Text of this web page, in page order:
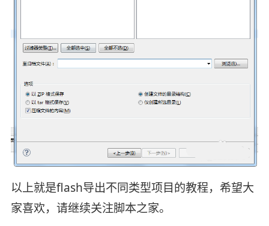
以上就是flash导出不同类型项目的教程，希望大
家喜欢，请继续关注脚本之家。